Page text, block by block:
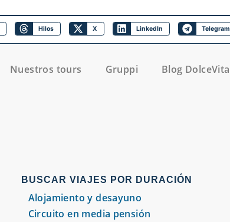
Hilos X LinkedIn Telegram
Nuestros tours Gruppi Blog DolceVita
BUSCAR VIAJES POR DURACIÓN
Alojamiento y desayuno
Circuito en media pensión